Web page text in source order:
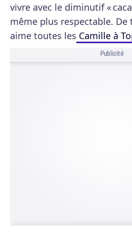
vivre avec le diminutif «
même plus respectable.
aime toutes les Camille à
Publicité